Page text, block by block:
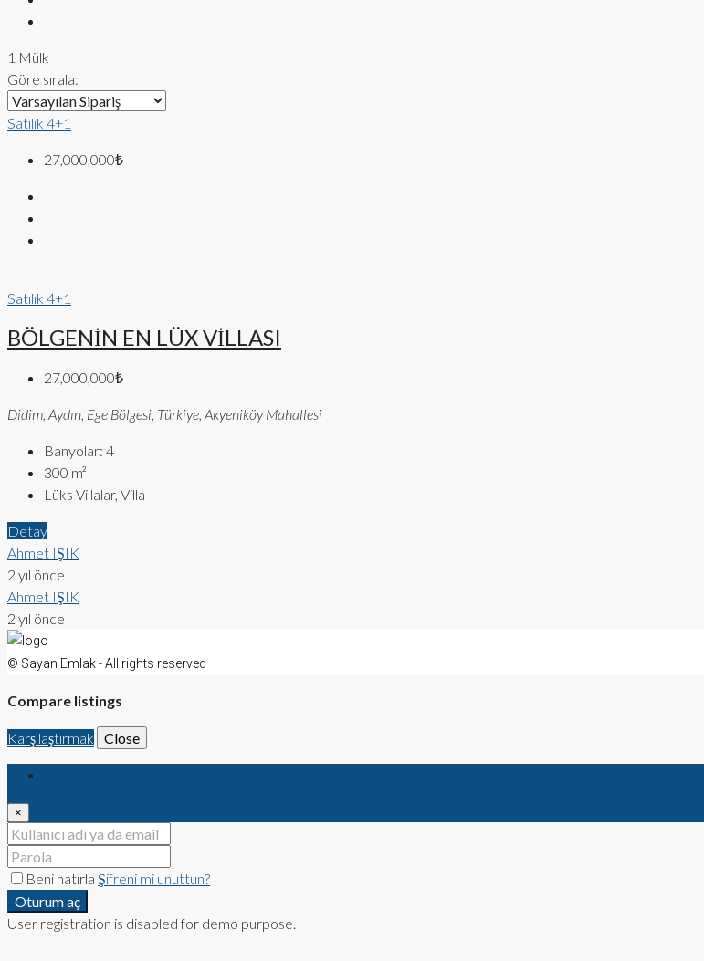
1 Mülk
Göre sırala:
Satılık 4+1
27,000,000₺
Satılık 4+1
BÖLGENİN EN LÜX VİLLASI
27,000,000₺
Didim, Aydın, Ege Bölgesi, Türkiye, Akyeniköy Mahallesi
Banyolar: 4
300 m²
Lüks Villalar, Villa
Detay
Ahmet IŞIK
2 yıl önce
Ahmet IŞIK
2 yıl önce
© Sayan Emlak - All rights reserved
Compare listings
Karşılaştırmak Close
×
Beni hatırla Şifreni mi unuttun?
Oturum aç
User registration is disabled for demo purpose.